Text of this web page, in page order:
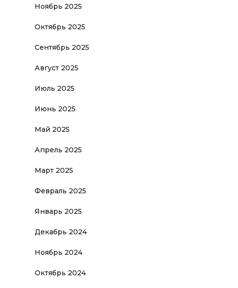
Ноябрь 2025
Октябрь 2025
Сентябрь 2025
Август 2025
Июль 2025
Июнь 2025
Май 2025
Апрель 2025
Март 2025
Февраль 2025
Январь 2025
Декабрь 2024
Ноябрь 2024
Октябрь 2024